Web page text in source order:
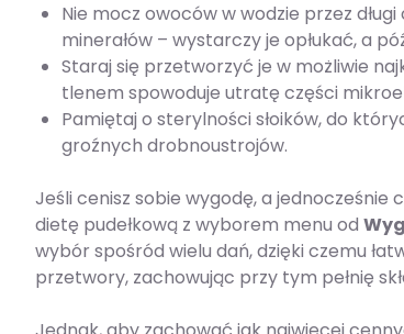
Nie mocz owoców w wodzie przez
minerałów – wystarczy je opłukać, a
Staraj się przetworzyć je w możliwie
tlenem spowoduje utratę części
Pamiętaj o sterylności słoików, do
groźnych drobnoustrojów.
Jeśli cenisz sobie wygodę, a jednocześnie
dietę pudełkową z wyborem menu od
wybór spośród wielu dań, dzięki czemu
przetwory, zachowując przy tym pełnię